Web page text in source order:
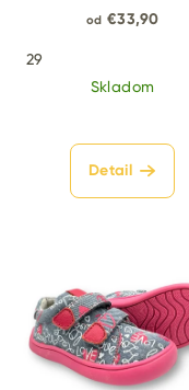
od €33,90
29
Skladom
Detail